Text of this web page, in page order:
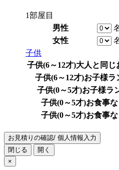
1部屋目
男性
女性
子供
子供(6～12才)大人と同じ
子供(6～12才)お子様ラ
子供(0～5才)お子様ラ
子供(0～5才)お食事な
子供(0～5才)お食事な
お見積りの確認/ 個人情報入力
閉じる
開く
×